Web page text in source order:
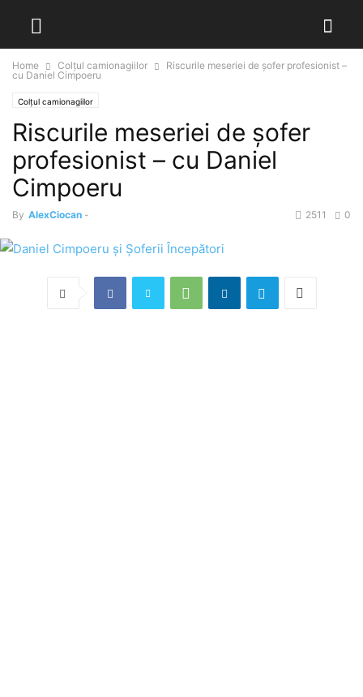
Home Colțul camionagiilor
Riscurile meseriei de șofer profesionist –
cu Daniel Cimpoeru
Colțul camionagiilor
Riscurile meseriei de șofer
profesionist – cu Daniel
Cimpoeru
By AlexCiocan - 0
2511